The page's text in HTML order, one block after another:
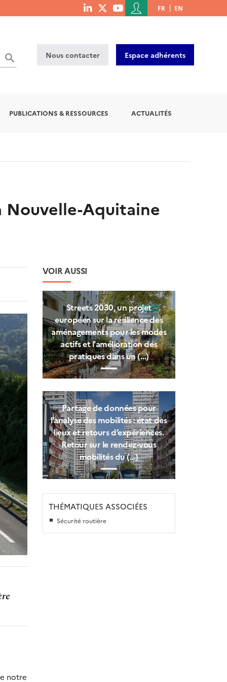
menu
Menu
du
de
l'utilisateur
FR EN
Nous contacter Espace adhérents
PUBLICATIONS & RESSOURCES ACTUALITÉS
Nouvelle-Aquitaine
notre
VOIR AUSSI
Streets 2030, un projet
européen sur la résilience des
aménagements pour les modes
actifs et l'amélioration des
pratiques dans un (…)
Partage de données pour
l’analyse des mobilités : état des
lieux et retours d’expériences.
Retour sur le rendez-vous
mobilités du (…)
THÉMATIQUES ASSOCIÉES
Sécurité routière